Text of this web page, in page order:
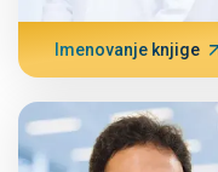
Imenovanje knjige